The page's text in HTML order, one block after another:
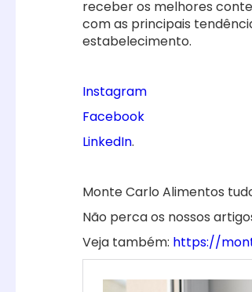
receber os melhores
com as principais
estabelecimento.
Instagram
Facebook
LinkedIn.
Monte Carlo Alimentos
Não perca os nossos
Veja também: https://